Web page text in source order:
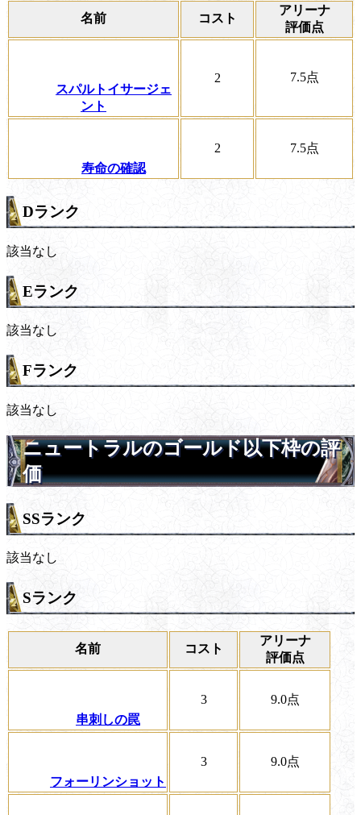
名前 コスト
アリーナ
評価点
スパルトイサージェ
ント
2 7.5点
寿命の確認
2 7.5点
Dランク
該当なし
Eランク
該当なし
Fランク
該当なし
ニュートラルのゴールド以下枠の評
価
SSランク
該当なし
Sランク
名前 コスト
アリーナ
評価点
串刺しの罠
3 9.0点
フォーリンショット
3 9.0点